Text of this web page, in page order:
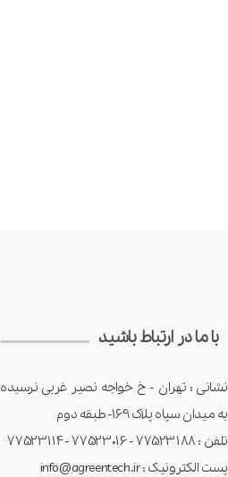
با ما در ارتباط باشید
نشانی : تهران - خ خواجه نصیر غربی نرسیده
به میدان سپاه پلاک 169- طبقه دوم
تلفن : 77523188 - 77523016 -77523114
پست الکترونیک : info@agreentech.ir